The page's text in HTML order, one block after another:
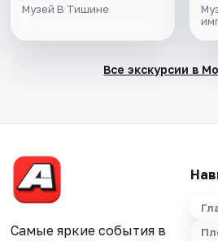
Музей В Тишине
Все экскурсии в
Самые яркие события в